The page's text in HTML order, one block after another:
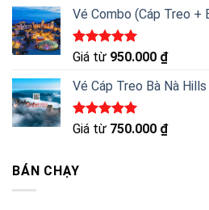
5 sao
Vé Combo (Cáp Treo
Được xếp
5 sao
Giá từ 950.000 ₫
Vé Cáp Treo Bà Nà
Được xếp
Giá từ 750.000 ₫
BÁN CHẠY